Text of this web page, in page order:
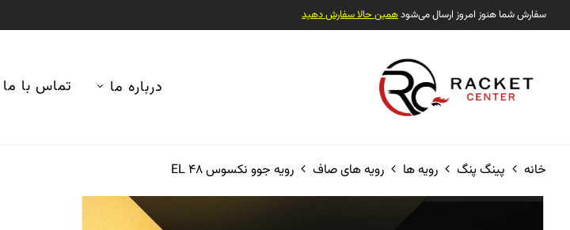
سفارش شما هنوز امروز ارسال می‌شودهمین حالا سفارش دهید
درباره ما تماس با ما
خانه پینگ پنگ رویه ها رویه های صاف رویه جوو نکسوس EL 48